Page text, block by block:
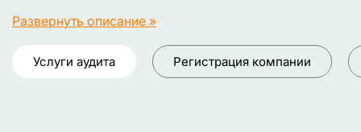
Развернуть описание »
Регистрация компании
Услуги аудита